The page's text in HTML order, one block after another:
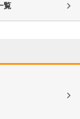
覧